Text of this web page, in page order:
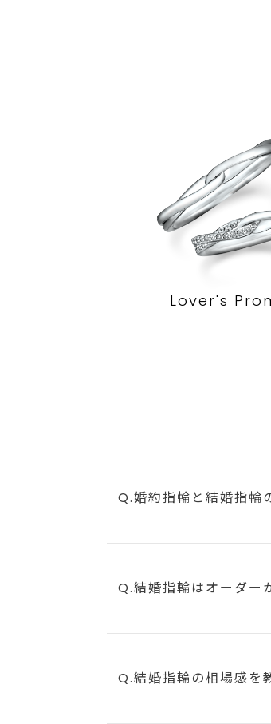
Lover's
Q.婚約指輪と結婚指輪
Q.結婚指輪はオーダー
Q.結婚指輪の相場感を